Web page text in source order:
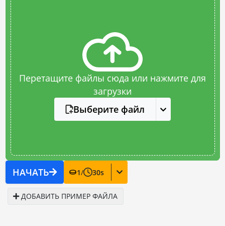
Перетащите файлы сюда или нажмите для
загрузки
Выберите файл
НАЧАТЬ 1/ 30s
ДОБАВИТЬ ПРИМЕР ФАЙЛА